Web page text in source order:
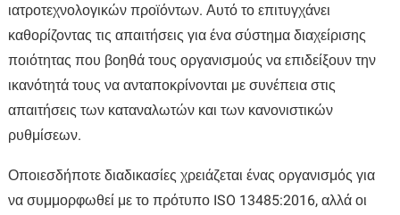
ιατροτεχνολογικών προϊόντων. Αυτό το επιτυγχάνει
καθορίζοντας τις απαιτήσεις για ένα σύστημα διαχείρισης
ποιότητας που βοηθά τους οργανισμούς να επιδείξουν την
ικανότητά τους να ανταποκρίνονται με συνέπεια στις
απαιτήσεις των καταναλωτών και των κανονιστικών
ρυθμίσεων.
Οποιεσδήποτε διαδικασίες χρειάζεται ένας οργανισμός για
να συμμορφωθεί με το πρότυπο ISO 13485:2016, αλλά οι